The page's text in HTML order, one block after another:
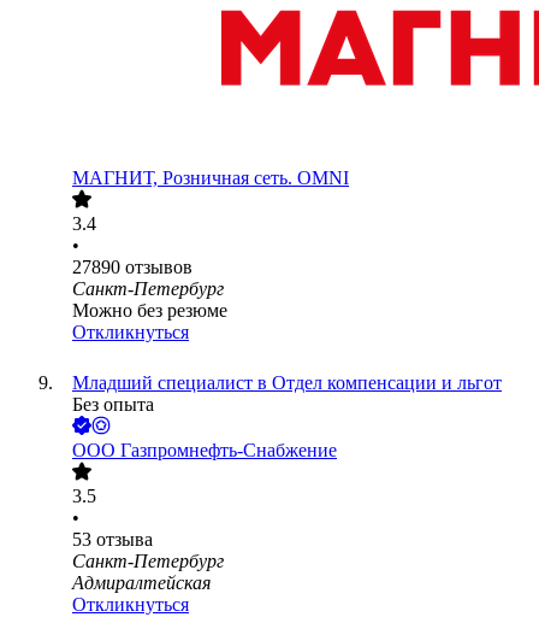
МАГНИТ, Розничная сеть. OMNI
3.4
•
27890 отзывов
Санкт-Петербург
Можно без резюме
Откликнуться
Младший специалист в Отдел компенсации и льгот
Без опыта
ООО Газпромнефть-Снабжение
3.5
•
53 отзыва
Санкт-Петербург
Адмиралтейская
Откликнуться